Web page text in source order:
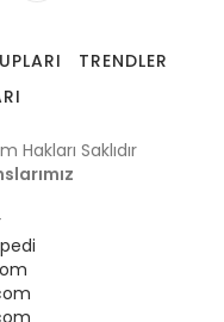
TRENDLER
Saklıdır